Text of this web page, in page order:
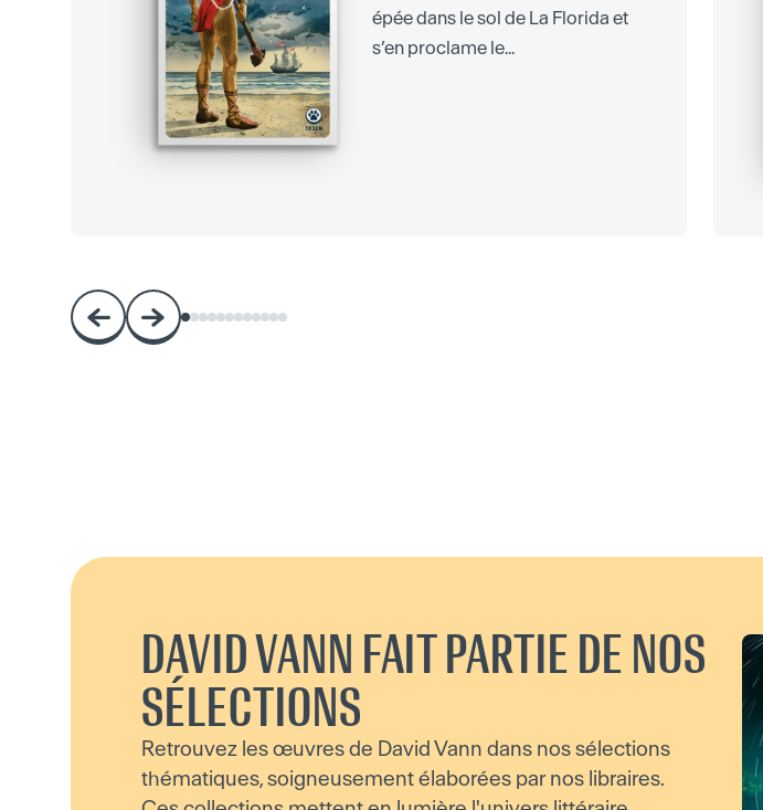
épée dans le sol de La Florida et
s’en proclame le...
DAVID VANN FAIT PARTIE DE NOS
SÉLECTIONS
Retrouvez les œuvres de David Vann dans nos sélections
thématiques, soigneusement élaborées par nos libraires.